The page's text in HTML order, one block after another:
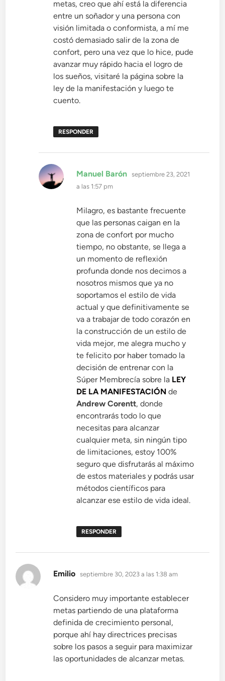
metas, creo que ahí está la diferencia
entre un soñador y una persona con
visión limitada o conformista, a mí me
costó demasiado salir de la zona de
confort, pero una vez que lo hice, pude
avanzar muy rápido hacia el logro de
los sueños, visitaré la página sobre la
ley de la manifestación y luego te
cuento.
RESPONDER
Manuel Barón dice:
septiembre 23, 2021
a las 1:57 pm
Milagro, es bastante frecuente
que las personas caigan en la
zona de confort por mucho
tiempo, no obstante, se llega a
un momento de reflexión
profunda donde nos decimos a
nosotros mismos que ya no
soportamos el estilo de vida
actual y que definitivamente se
va a trabajar de todo corazón en
la construcción de un estilo de
vida mejor, me alegra mucho y
te felicito por haber tomado la
decisión de entrenar con la
Súper Membrecía sobre la LEY
DE LA MANIFESTACIÓN de
Andrew Corentt, donde
encontrarás todo lo que
necesitas para alcanzar
cualquier meta, sin ningún tipo
de limitaciones, estoy 100%
seguro que disfrutarás al máximo
de estos materiales y podrás usar
métodos científicos para
alcanzar ese estilo de vida ideal.
RESPONDER
Emilio dice:
septiembre 30, 2023 a las 1:38 am
Considero muy importante establecer
metas partiendo de una plataforma
definida de crecimiento personal,
porque ahí hay directrices precisas
sobre los pasos a seguir para maximizar
las oportunidades de alcanzar metas.